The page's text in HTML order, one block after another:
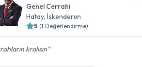
Genel Cerrahi
Hatay, İskenderun
5 (1 Değerlendirme)
kralısın